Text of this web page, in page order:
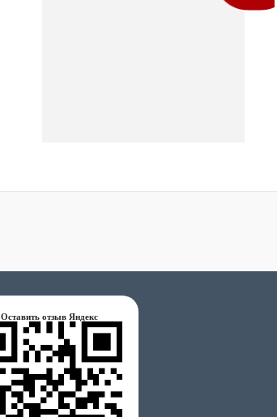
Оставить отзыв Яндекс